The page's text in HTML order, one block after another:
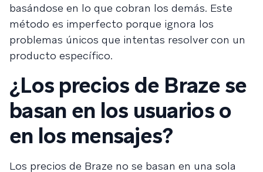
basándose en lo que cobran los demás. Este
método es imperfecto porque ignora los
problemas únicos que intentas resolver con un
producto específico.
¿Los precios de Braze se
basan en los usuarios o
en los mensajes?
Los precios de Braze no se basan en una sola